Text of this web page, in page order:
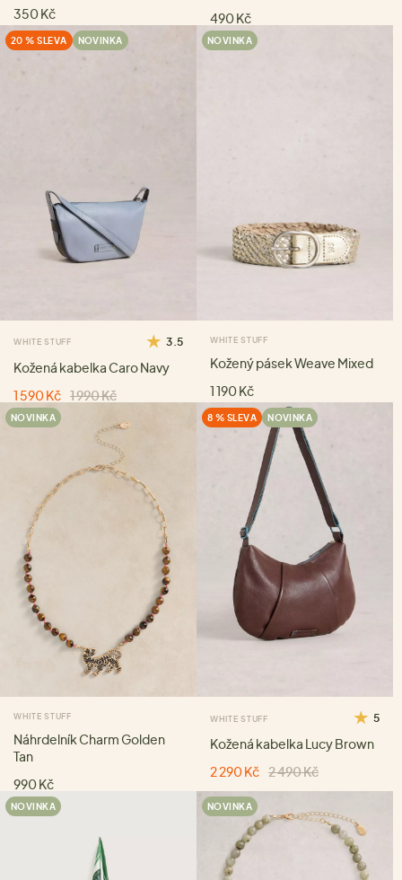
350 Kč
490 Kč
20 % SLEVA NOVINKA
WHITE STUFF 3.5
Kožená kabelka Caro Navy
1 590 Kč 1 990 Kč
NOVINKA
WHITE STUFF
Kožený pásek Weave Mixed
1 190 Kč
NOVINKA
WHITE STUFF
Náhrdelník Charm Golden
Tan
990 Kč
8 % SLEVA NOVINKA
WHITE STUFF 5
Kožená kabelka Lucy Brown
2 290 Kč 2 490 Kč
NOVINKA NOVINKA